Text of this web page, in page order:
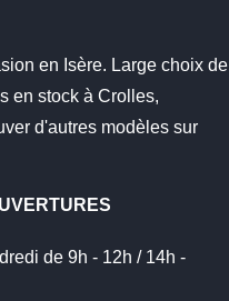
en Isère. Large choix de
en stock à Crolles,
d'autres modèles sur
de 9h - 12h / 14h -